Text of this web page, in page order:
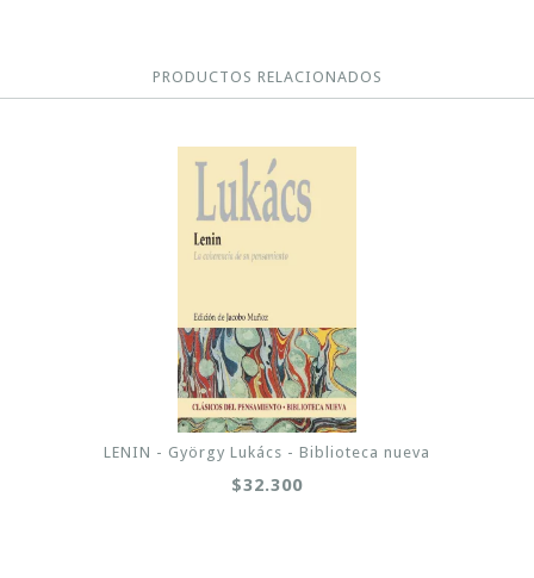
PRODUCTOS RELACIONADOS
LENIN - György Lukács - Biblioteca nueva
$32.300